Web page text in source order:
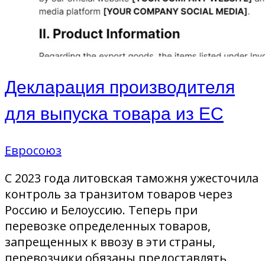
Декларация производителя
для выпуска товара из ЕС
Евросоюз
С 2023 года литовская таможня ужесточила
контроль за транзитом товаров через
Россию и Белоуссию. Теперь при
перевозке определенных товаров,
запрещенных к ввозу в эти страны,